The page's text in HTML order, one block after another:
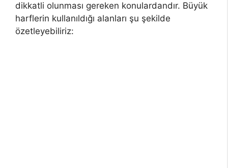
dikkatli olunması gereken konulardandır. Büyük
harflerin kullanıldığı alanları şu şekilde
özetleyebiliriz: